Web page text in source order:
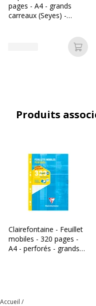
Quantité incluse
Données d'identification
Données
Marque
pages - A4 - grands
carreaux (Seyes) -
Produits
Clairefontaine - Feuillet
mobiles - 320 pages -
A4 - perforés - grands
Accueil